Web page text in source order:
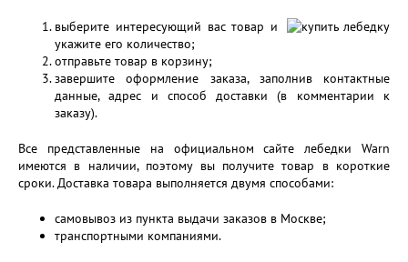
выберите интересующий вас товар и
укажите его количество;
отправьте товар в корзину;
завершите оформление заказа, заполнив контактные
данные, адрес и способ доставки (в комментарии к
заказу).
Все представленные на официальном сайте лебедки Warn
имеются в наличии, поэтому вы получите товар в короткие
сроки. Доставка товара выполняется двумя способами:
самовывоз из пункта выдачи заказов в Москве;
транспортными компаниями.